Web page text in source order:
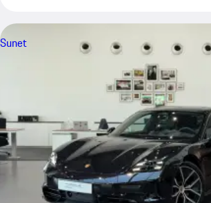
Sunet